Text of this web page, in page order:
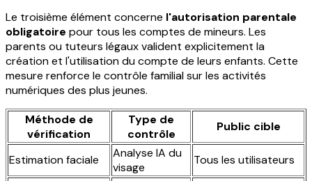
Le troisième élément concerne l'autorisation parentale
obligatoire pour tous les comptes de mineurs. Les
parents ou tuteurs légaux valident explicitement la
création et l'utilisation du compte de leurs enfants. Cette
mesure renforce le contrôle familial sur les activités
numériques des plus jeunes.
Méthode de
vérification
Type de
contrôle
Public cible
Estimation faciale
Analyse IA du
visage
Tous les utilisateurs